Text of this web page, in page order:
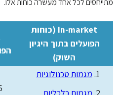
In-market (כוחות
הפועלים בתוך היגיון
השוק)
מגמות טכנולוגיות